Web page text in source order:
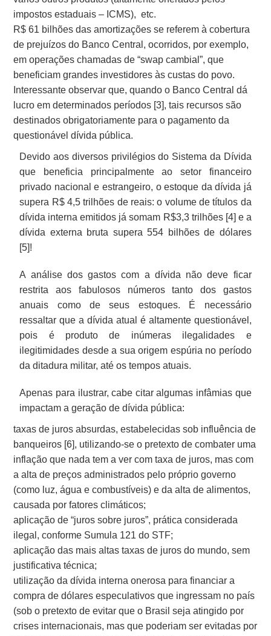
impostos estaduais – ICMS), etc.
R$ 61 bilhões das amortizações se referem à cobertura
de prejuízos do Banco Central, ocorridos, por exemplo,
em operações chamadas de “swap cambial”, que
beneficiam grandes investidores às custas do povo.
Interessante observar que, quando o Banco Central dá
lucro em determinados períodos [3], tais recursos são
destinados obrigatoriamente para o pagamento da
questionável dívida pública.
Devido aos diversos privilégios do Sistema da Dívida
que beneficia principalmente ao setor financeiro
privado nacional e estrangeiro, o estoque da dívida já
supera R$ 4,5 trilhões de reais: o volume de títulos da
dívida interna emitidos já somam R$3,3 trilhões [4] e a
dívida externa bruta supera 554 bilhões de dólares
[5]!
A análise dos gastos com a dívida não deve ficar
restrita aos fabulosos números tanto dos gastos
anuais como de seus estoques. É necessário
ressaltar que a dívida atual é altamente questionável,
pois é produto de inúmeras ilegalidades e
ilegitimidades desde a sua origem espúria no período
da ditadura militar, até os tempos atuais.
Apenas para ilustrar, cabe citar algumas infâmias que
impactam a geração de dívida pública:
taxas de juros absurdas, estabelecidas sob influência de
banqueiros [6], utilizando-se o pretexto de combater uma
inflação que nada tem a ver com taxa de juros, mas com
a alta de preços administrados pelo próprio governo
(como luz, água e combustíveis) e da alta de alimentos,
causada por fatores climáticos;
aplicação de “juros sobre juros”, prática considerada
ilegal, conforme Sumula 121 do STF;
aplicação das mais altas taxas de juros do mundo, sem
justificativa técnica;
utilização da dívida interna onerosa para financiar a
compra de dólares especulativos que ingressam no país
(sob o pretexto de evitar que o Brasil seja atingido por
crises internacionais, mas que poderiam ser evitadas por